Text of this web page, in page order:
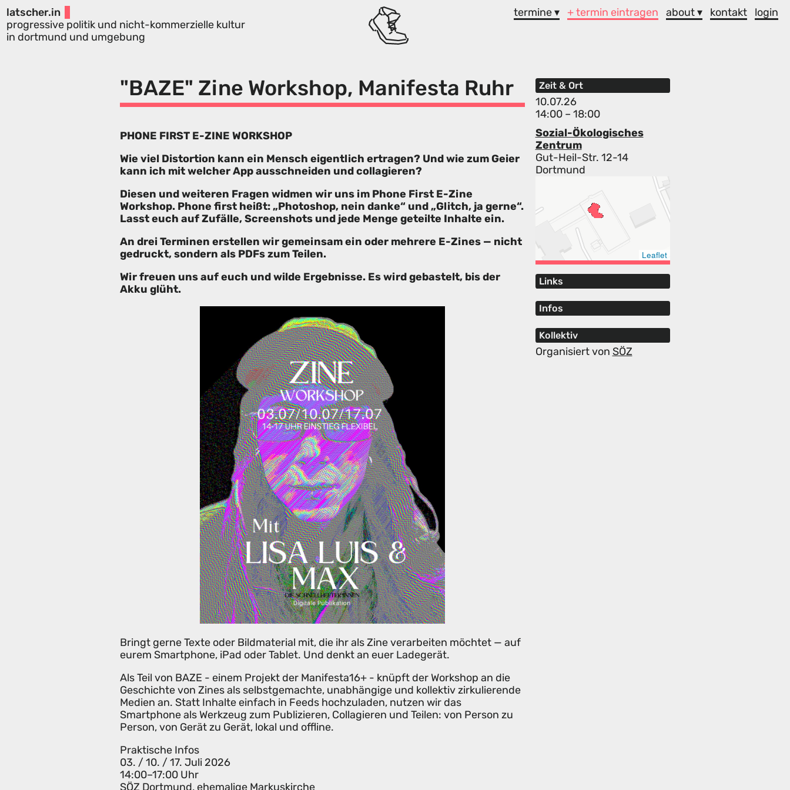
latscher.in
progressive politik und nicht-kommerzielle kultur
in dortmund und umgebung
termine ▾ + termin eintragen about ▾ kontakt login
"BAZE" Zine Workshop, Manifesta Ruhr Zeit & Ort
10.07.26
14:00 – 18:00
Sozial-Ökologisches
Zentrum
Gut-Heil-Str. 12-14
Dortmund
Leaflet
Links
Infos
Kollektiv
Organisiert von SÖZ
PHONE FIRST E-ZINE WORKSHOP
Wie viel Distortion kann ein Mensch eigentlich ertragen? Und wie zum Geier
kann ich mit welcher App ausschneiden und collagieren?
Diesen und weiteren Fragen widmen wir uns im Phone First E-Zine
Workshop. Phone first heißt: „Photoshop, nein danke“ und „Glitch, ja gerne“.
Lasst euch auf Zufälle, Screenshots und jede Menge geteilte Inhalte ein.
An drei Terminen erstellen wir gemeinsam ein oder mehrere E-Zines — nicht
gedruckt, sondern als PDFs zum Teilen.
Wir freuen uns auf euch und wilde Ergebnisse. Es wird gebastelt, bis der
Akku glüht.
Bringt gerne Texte oder Bildmaterial mit, die ihr als Zine verarbeiten möchtet — auf
eurem Smartphone, iPad oder Tablet. Und denkt an euer Ladegerät.
Als Teil von BAZE - einem Projekt der Manifesta16+ - knüpft der Workshop an die
Geschichte von Zines als selbstgemachte, unabhängige und kollektiv zirkulierende
Medien an. Statt Inhalte einfach in Feeds hochzuladen, nutzen wir das
Smartphone als Werkzeug zum Publizieren, Collagieren und Teilen: von Person zu
Person, von Gerät zu Gerät, lokal und offline.
Praktische Infos
03. / 10. / 17. Juli 2026
14:00–17:00 Uhr
SÖZ Dortmund, ehemalige Markuskirche